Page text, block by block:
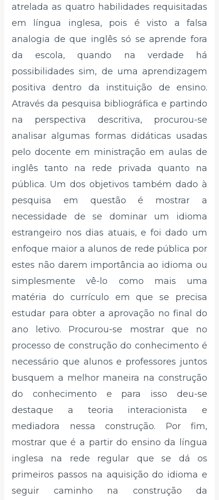
atrelada as quatro habilidades requisitadas
em língua inglesa, pois é visto a falsa
analogia de que inglês só se aprende fora
da escola, quando na verdade há
possibilidades sim, de uma aprendizagem
positiva dentro da instituição de ensino.
Através da pesquisa bibliográfica e partindo
na perspectiva descritiva, procurou-se
analisar algumas formas didáticas usadas
pelo docente em ministração em aulas de
inglês tanto na rede privada quanto na
pública. Um dos objetivos também dado à
pesquisa em questão é mostrar a
necessidade de se dominar um idioma
estrangeiro nos dias atuais, e foi dado um
enfoque maior a alunos de rede pública por
estes não darem importância ao idioma ou
simplesmente vê-lo como mais uma
matéria do currículo em que se precisa
estudar para obter a aprovação no final do
ano letivo. Procurou-se mostrar que no
processo de construção do conhecimento é
necessário que alunos e professores juntos
busquem a melhor maneira na construção
do conhecimento e para isso deu-se
destaque a teoria interacionista e
mediadora nessa construção. Por fim,
mostrar que é a partir do ensino da língua
inglesa na rede regular que se dá os
primeiros passos na aquisição do idioma e
seguir caminho na construção da